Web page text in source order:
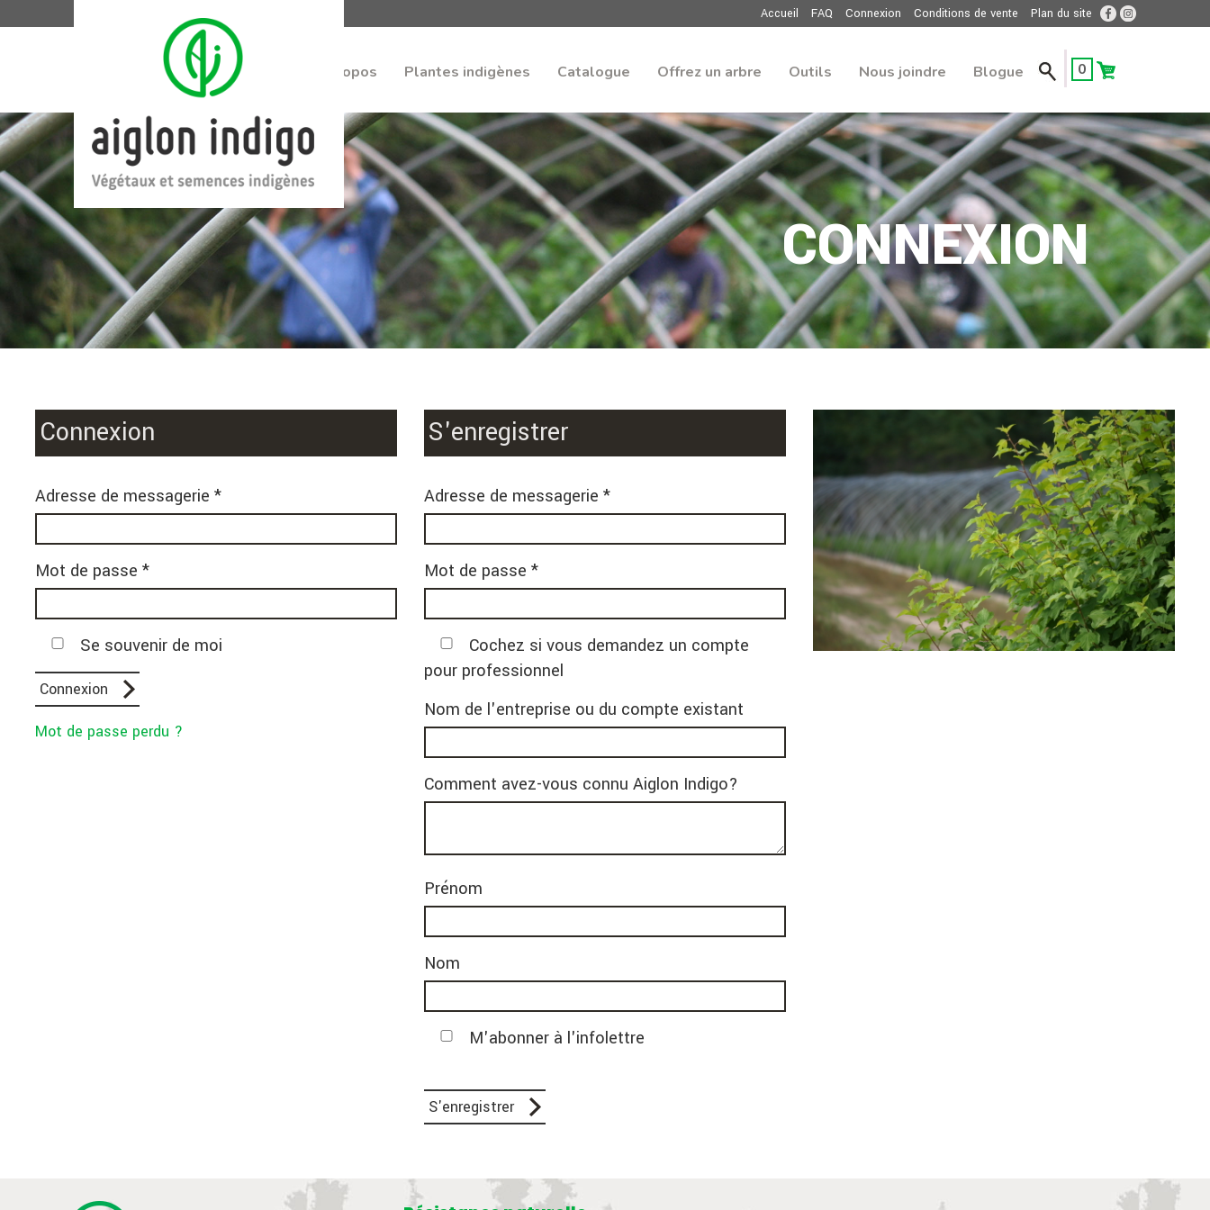
Accueil FAQ Connexion Conditions de vente Plan du site
À propos Plantes indigènes Catalogue Offrez un arbre Outils Nous joindre Blogue 0
CONNEXION
Connexion
Adresse de messagerie *
Mot de passe *
Se souvenir de moi
Mot de passe perdu ?
S'enregistrer
Adresse de messagerie *
Mot de passe *
Cochez si vous demandez un compte
pour professionnel
Nom de l'entreprise ou du compte existant
Comment avez-vous connu Aiglon Indigo?
Prénom
Nom
M'abonner à l'infolettre